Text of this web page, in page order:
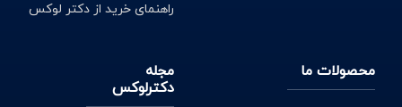
ادرار تیره رنگ
راهنمای خرید از دکتر لوکس
محصولات ما
مجله
دکترلوکس